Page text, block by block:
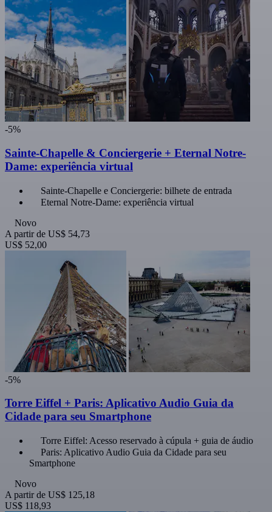
-5%
Sainte-Chapelle & Conciergerie + Eternal Notre-
Dame: experiência virtual
Sainte-Chapelle e Conciergerie: bilhete de entrada
Eternal Notre-Dame: experiência virtual
Novo
A partir de US$ 54,73
US$ 52,00
-5%
Torre Eiffel + Paris: Aplicativo Audio Guia da
Cidade para seu Smartphone
Torre Eiffel: Acesso reservado à cúpula + guia de áudio
Paris: Aplicativo Audio Guia da Cidade para seu
Smartphone
Novo
A partir de US$ 125,18
US$ 118,93